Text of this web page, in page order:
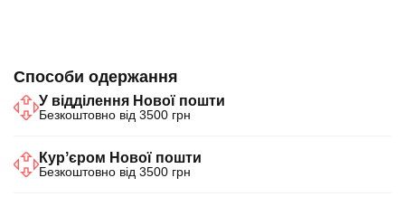
Способи одержання
У відділення Нової пошти
Безкоштовно від 3500 грн
Курʼєром Нової пошти
Безкоштовно від 3500 грн